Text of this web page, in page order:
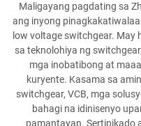
Maligayang pagdating sa
ang inyong
low voltage switchgear. May
sa teknolohiya ng
mga inobatibong at
kuryente. Kasama sa
switchgear, VCB, mga
bahagi na idinisenyo
pamantayan. Sertipikado